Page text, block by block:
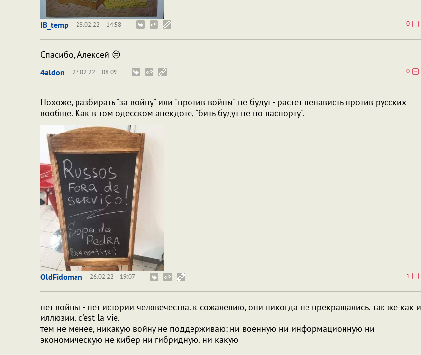
IB_temp 28.02.22 14:58 0
Спасибо, Алексей 😒
4aldon 27.02.22 08:09 0
Похоже, разбирать "за войну" или "против войны" не будут - растет ненависть против русских
вообще. Как в том одесском анекдоте, "бить будут не по паспорту".
OldFidoman 26.02.22 19:07 1
нет войны - нет истории человечества. к сожалению, они никогда не прекращались. так же как и
иллюзии. c'est la vie.
тем не менее, никакую войну не поддерживаю: ни военную ни информационную ни
экономическую не кибер ни гибридную. ни какую